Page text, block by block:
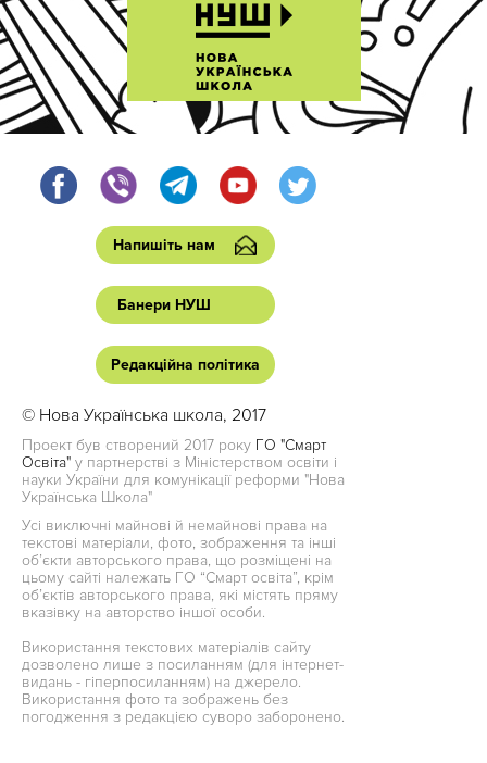
Напишіть нам
Банери НУШ
Редакційна політика
© Нова Українська школа, 2017
Проект був створений 2017 року ГО "Смарт
Освіта" у партнерстві з Міністерством освіти і
науки України для комунікації реформи "Нова
Українська Школа"
Усі виключні майнові й немайнові права на
текстові матеріали, фото, зображення та інші
об’єкти авторського права, що розміщені на
цьому сайті належать ГО “Смарт освіта”, крім
об’єктів авторського права, які містять пряму
вказівку на авторство іншої особи.
Використання текстових матеріалів сайту
дозволено лише з посиланням (для інтернет-
видань - гіперпосиланням) на джерело.
Використання фото та зображень без
погодження з редакцією суворо заборонено.